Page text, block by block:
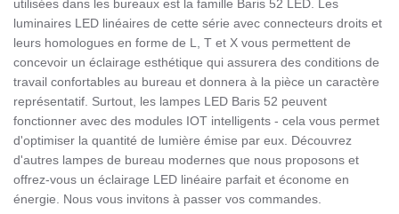
utilisées dans les bureaux est la famille Baris 52 LED. Les
luminaires LED linéaires de cette série avec connecteurs droits et
leurs homologues en forme de L, T et X vous permettent de
concevoir un éclairage esthétique qui assurera des conditions de
travail confortables au bureau et donnera à la pièce un caractère
représentatif. Surtout, les lampes LED Baris 52 peuvent
fonctionner avec des modules IOT intelligents - cela vous permet
d'optimiser la quantité de lumière émise par eux. Découvrez
d'autres lampes de bureau modernes que nous proposons et
offrez-vous un éclairage LED linéaire parfait et économe en
énergie. Nous vous invitons à passer vos commandes.